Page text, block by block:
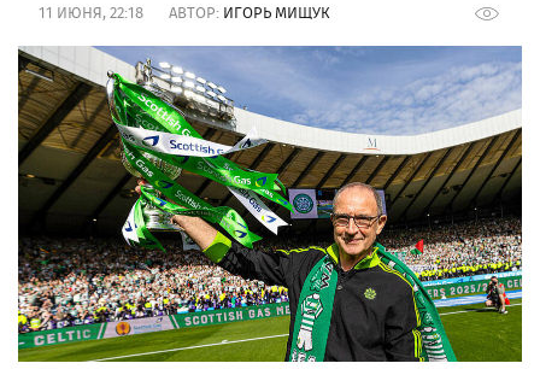
11 ИЮНЯ, 22:18 АВТОР: ИГОРЬ МИЩУК